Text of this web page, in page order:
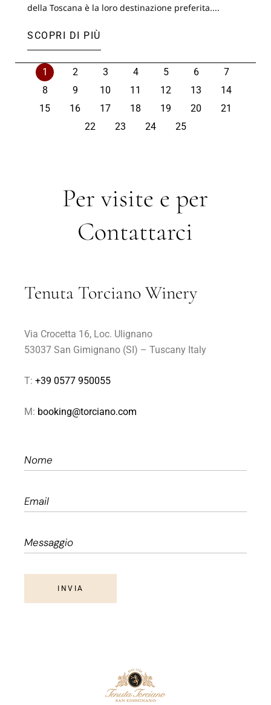
della Toscana è la loro destinazione preferita....
SCOPRI DI PIÙ
1 2 3 4 5 6
7
8
9 10 11 12 13
14
15
16 17 18 19 20
21
22
23 24 25
Per visite e per
Contattarci
Tenuta Torciano Winery
Via Crocetta 16, Loc. Ulignano
53037 San Gimignano (SI) – Tuscany Italy
T:+39 0577 950055
M: booking@torciano.com